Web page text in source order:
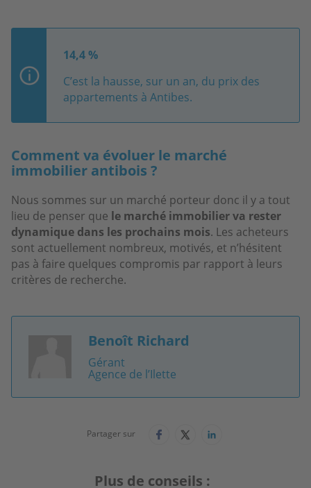
14,4 %
C’est la hausse, sur un an, du prix des
appartements à Antibes.
Comment va évoluer le marché
immobilier antibois ?
Nous sommes sur un marché porteur donc il y a tout
lieu de penser que le marché immobilier va rester
dynamique dans les prochains mois. Les acheteurs
sont actuellement nombreux, motivés, et n’hésitent
pas à faire quelques compromis par rapport à leurs
critères de recherche.
Benoît Richard
Gérant
Agence de l’Ilette
Partager sur
Plus de conseils